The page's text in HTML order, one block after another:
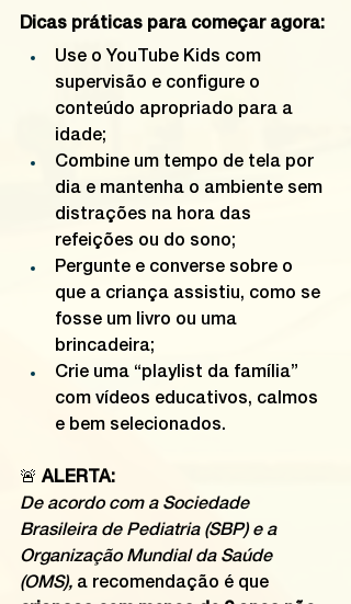
Dicas práticas para começar agora:
Use o YouTube Kids com
supervisão e configure o
conteúdo apropriado para a
idade;
Combine um tempo de tela por
dia e mantenha o ambiente sem
distrações na hora das
refeições ou do sono;
Pergunte e converse sobre o
que a criança assistiu, como se
fosse um livro ou uma
brincadeira;
Crie uma “playlist da família”
com vídeos educativos, calmos
e bem selecionados.
🚨 ALERTA:
De acordo com a Sociedade
Brasileira de Pediatria (SBP) e a
Organização Mundial da Saúde
(OMS), a recomendação é que